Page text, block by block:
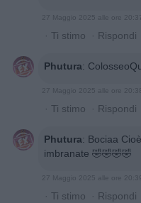
27 Maggio 2025 alle ore
· Ti stimo · Rispondi
Phutura:
27 Maggio 2025 alle ore 20:38
· Ti stimo · Rispondi
Phutura: Bociaa
imbranate 🤣🤣🤣🤣
27 Maggio 2025 alle ore 20:39
· Ti stimo · Rispondi